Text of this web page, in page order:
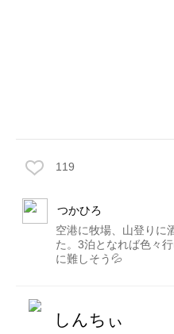
119
つかひろ
空港に牧場、山登りに
た。3泊となれば色々
に難しそう💦
しんちぃ